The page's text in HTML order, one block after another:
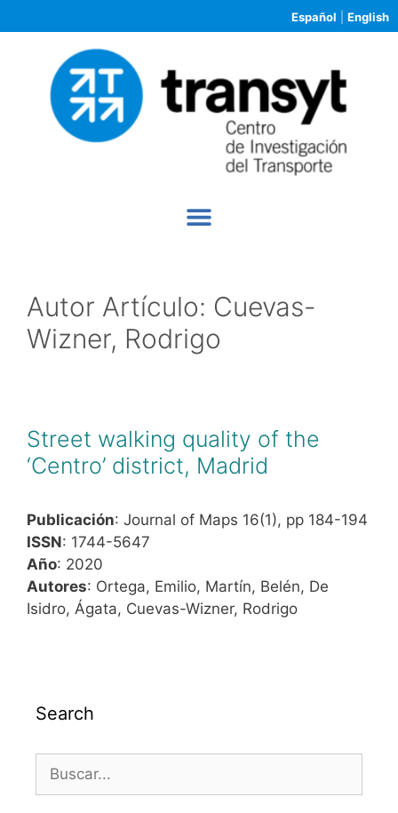
Español English
Autor Artículo: Cuevas-
Wizner, Rodrigo
Street walking quality of the
‘Centro’ district, Madrid
Publicación: Journal of Maps 16(1), pp 184-194
ISSN: 1744-5647
Año: 2020
Autores: Ortega, Emilio, Martín, Belén, De
Isidro, Ágata, Cuevas-Wizner, Rodrigo
Search